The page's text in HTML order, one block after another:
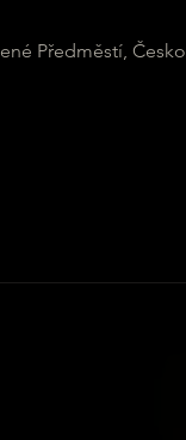
Předměstí, Česko